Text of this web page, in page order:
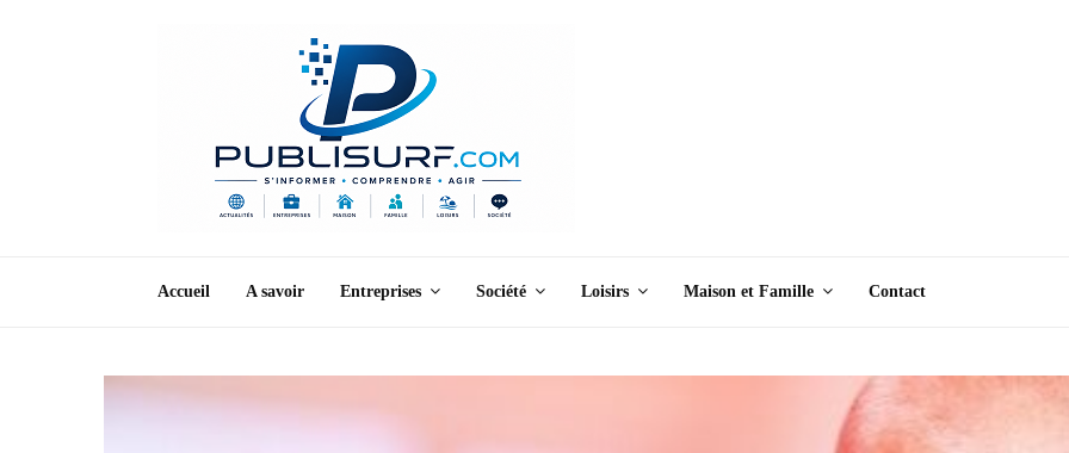
Accueil A savoir Entreprises Société Loisirs Maison et Famille Contact